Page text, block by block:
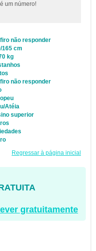
um número!
não responder
165 cm
kg
não responder
Atéia
superior
Regressar à página inicial
gratuitamente